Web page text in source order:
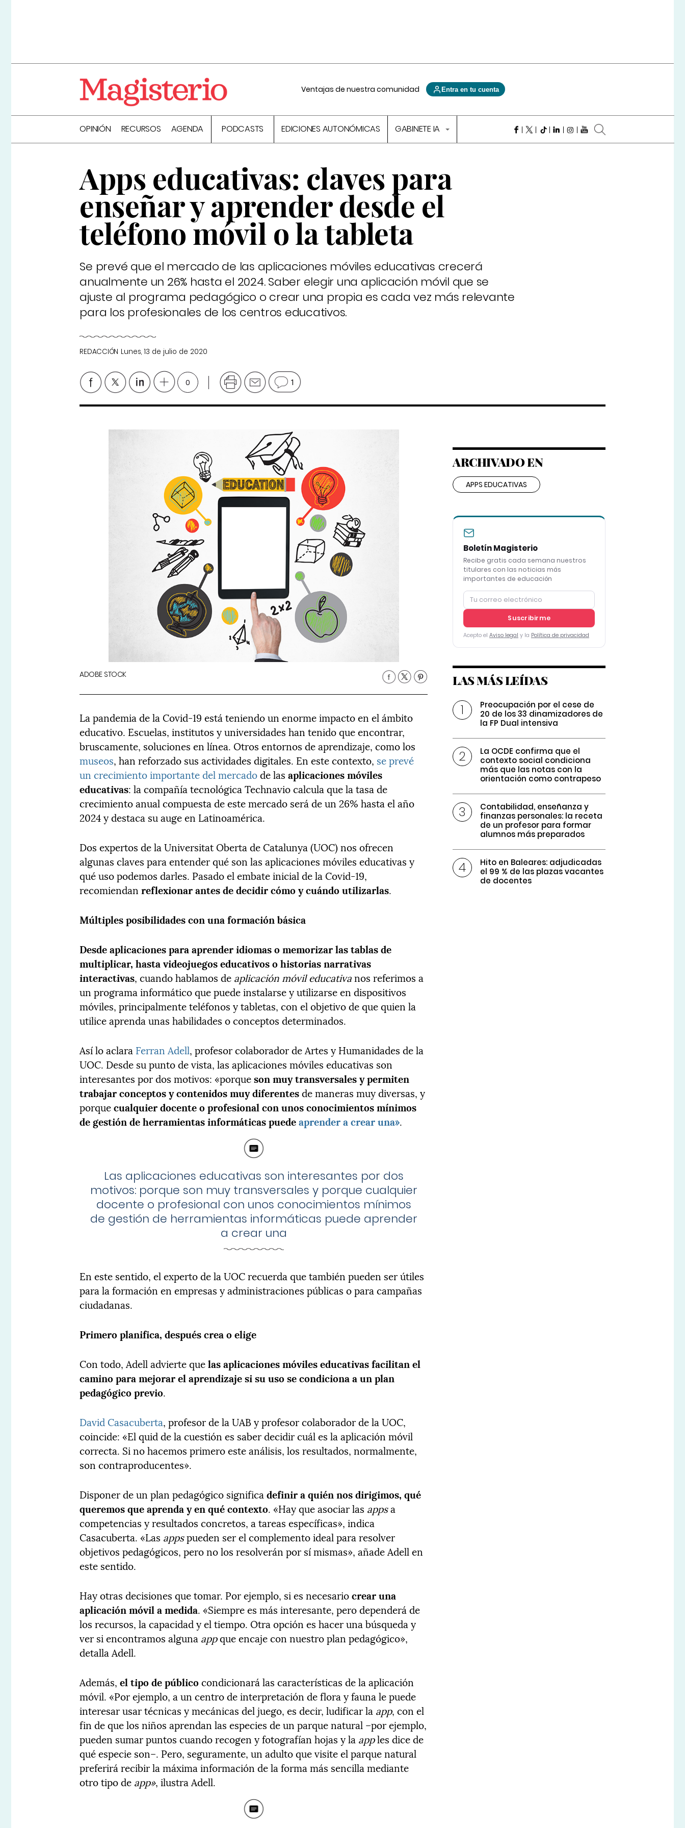
Ventajas de nuestra comunidad Entra en tu cuenta
OPINIÓN RECURSOS AGENDA PODCASTS EDICIONES AUTONÓMICAS GABINETE IA
Apps educativas: claves para
enseñar y aprender desde el
teléfono móvil o la tableta
Se prevé que el mercado de las aplicaciones móviles educativas crecerá
anualmente un 26% hasta el 2024. Saber elegir una aplicación móvil que se
ajuste al programa pedagógico o crear una propia es cada vez más relevante
para los profesionales de los centros educativos.
REDACCIÓN Lunes, 13 de julio de 2020
0 1
ADOBE STOCK
La pandemia de la Covid-19 está teniendo un enorme impacto en el ámbito
educativo. Escuelas, institutos y universidades han tenido que encontrar,
bruscamente, soluciones en línea. Otros entornos de aprendizaje, como los
museos, han reforzado sus actividades digitales. En este contexto, se prevé
un crecimiento importante del mercadode lasaplicaciones móviles
educativas: la compañía tecnológica Technavio calcula que latasa de
crecimiento anual compuesta de este mercado será de un 26% hasta el año
2024 y destaca su auge en Latinoamérica.
Dos expertos de la Universitat Oberta de Catalunya (UOC) nos ofrecen
algunas claves para entender qué son las aplicaciones móviles educativas y
qué uso podemos darles. Pasado el embate inicial de la Covid-19,
recomiendanreflexionar antes de decidir cómo y cuándo utilizarlas.
Múltiples posibilidades con una formación básica
Desde aplicaciones para aprender idiomas o memorizar las tablas de
multiplicar, hasta videojuegos educativos o historias narrativas
interactivas, cuando hablamos de aplicación móvil educativanos referimos a
un programa informático que puede instalarse y utilizarse en dispositivos
móviles, principalmente teléfonos y tabletas, con el objetivo de que quien la
utilice aprenda unas habilidades o conceptos determinados.
Así lo aclara Ferran Adell, profesor colaborador de Artes y Humanidades de la
UOC. Desde su punto de vista, las aplicaciones móviles educativas son
interesantes por dos motivos: «porqueson muy transversales y permiten
trabajar conceptos y contenidos muy diferentesde maneras muy diversas, y
porquecualquier docente o profesional con unos conocimientos mínimos
de gestión de herramientas informáticas puedeaprender a crear una».
Las aplicaciones educativas son interesantes por dos
motivos: porque son muy transversales y porque cualquier
docente o profesional con unos conocimientos mínimos
de gestión de herramientas informáticas puede aprender
a crear una
En este sentido, el experto de la UOC recuerda que también pueden ser útiles
para la formación en empresas y administraciones públicas o para campañas
ciudadanas.
Primero planifica, después crea o elige
Con todo, Adell advierte quelas aplicaciones móviles educativas facilitan el
camino para mejorar el aprendizaje si su uso se condiciona a un plan
pedagógico previo.
David Casacuberta, profesor de la UAB y profesor colaborador de la UOC,
coincide: «El quid de la cuestión es saber decidir cuál es la aplicación móvil
correcta. Si no hacemos primero este análisis, los resultados, normalmente,
son contraproducentes».
Disponer de un plan pedagógico significadefinir a quién nos dirigimos, qué
queremos que aprenda y en qué contexto. «Hay que asociar las appsa
competencias y resultados concretos, a tareas específicas», indica
Casacuberta. «Las appspueden ser el complemento ideal para resolver
objetivos pedagógicos, pero no los resolverán por sí mismas», añade Adell en
este sentido.
Hay otras decisiones que tomar. Por ejemplo, si es necesariocrear una
aplicación móvil a medida. «Siempre es más interesante, pero dependerá de
los recursos, la capacidad y el tiempo. Otra opción es hacer una búsqueda y
ver si encontramos alguna appque encaje con nuestro plan pedagógico»,
detalla Adell.
Además,el tipo de públicocondicionará las características de la aplicación
móvil. «Por ejemplo, a un centro de interpretación de flora y fauna le puede
interesar usar técnicas y mecánicas del juego, es decir, ludificar la app, con el
fin de que los niños aprendan las especies de un parque natural –por ejemplo,
pueden sumar puntos cuando recogen y fotografían hojas y la apples dice de
qué especie son–. Pero, seguramente, un adulto que visite el parque natural
preferirá recibir la máxima información de la forma más sencilla mediante
otro tipo de app», ilustra Adell.
ARCHIVADO EN
APPS EDUCATIVAS
Boletín Magisterio
Recibe gratis cada semana nuestros
titulares con las noticias más
importantes de educación
Suscribirme
Acepto el Aviso legal y la Política de privacidad
LAS MÁS LEÍDAS
Preocupación por el cese de
20 de los 33 dinamizadores de
la FP Dual intensiva
La OCDE confirma que el
contexto social condiciona
más que las notas con la
orientación como contrapeso
Contabilidad, enseñanza y
finanzas personales: la receta
de un profesor para formar
alumnos más preparados
Hito en Baleares: adjudicadas
el 99 % de las plazas vacantes
de docentes